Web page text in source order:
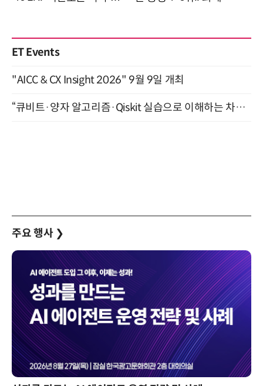
ET Events
"AICC & CX Insight 2026" 9월 9일 개최
“큐비트·양자 알고리즘·Qiskit 실습으로 이해하는 차세대 컴퓨팅” (8/28)
주요 행사 ❯